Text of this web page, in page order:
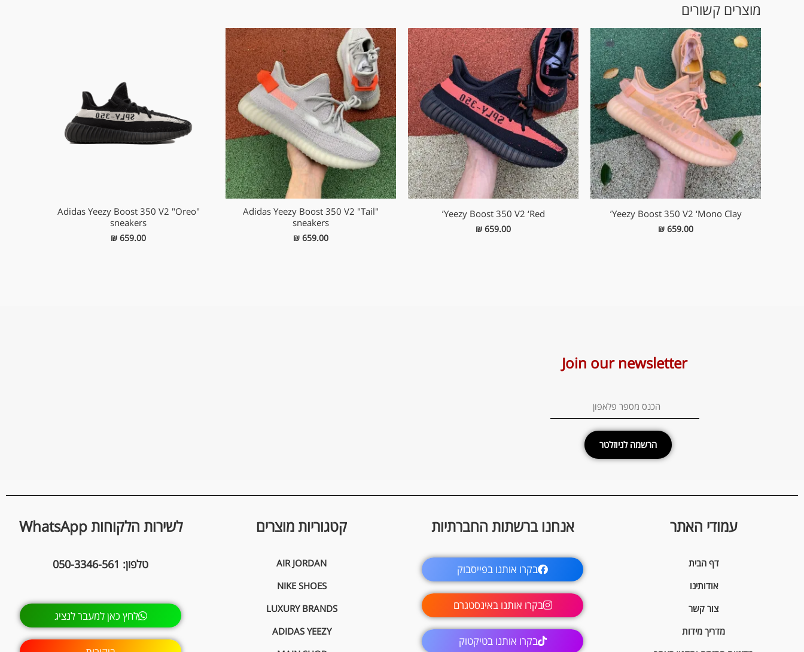
מוצרים קשורים
Yeezy Boost 350 V2 ‘Mono Clay’
₪ 659.00
Yeezy Boost 350 V2 ‘Red’
₪ 659.00
Adidas Yeezy Boost 350 V2 "Tail"
sneakers
₪ 659.00
Adidas Yeezy Boost 350 V2 "Oreo"
sneakers
₪ 659.00
Join our newsletter
הרשמה לניוזלטר
עמודי האתר
דף הבית
אודותינו
צור קשר
מדריך מידות
אנחנו ברשתות החברתיות
בקרו אותנו בפייסבוק
בקרו אותנו באינסטגרם
בקרו אותנו בטיקטוק
קטגוריות מוצרים
AIR JORDAN
NIKE SHOES
LUXURY BRANDS
ADIDAS YEEZY
לשירות הלקוחות WhatsApp
טלפון: 050-3346-561
לחץ כאן למעבר לנציג